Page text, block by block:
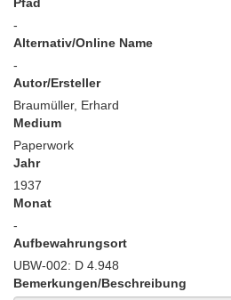
-
Alternativ/Online Name
-
Autor/Ersteller
Braumüller, Erhard
Medium
Paperwork
Jahr
1937
Monat
-
Aufbewahrungsort
UBW-002: D 4.948
Bemerkungen/Beschreibung